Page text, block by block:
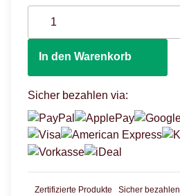
In den Warenkorb
Sicher bezahlen via:
Zertifizierte Produkte Sicher bezahlen